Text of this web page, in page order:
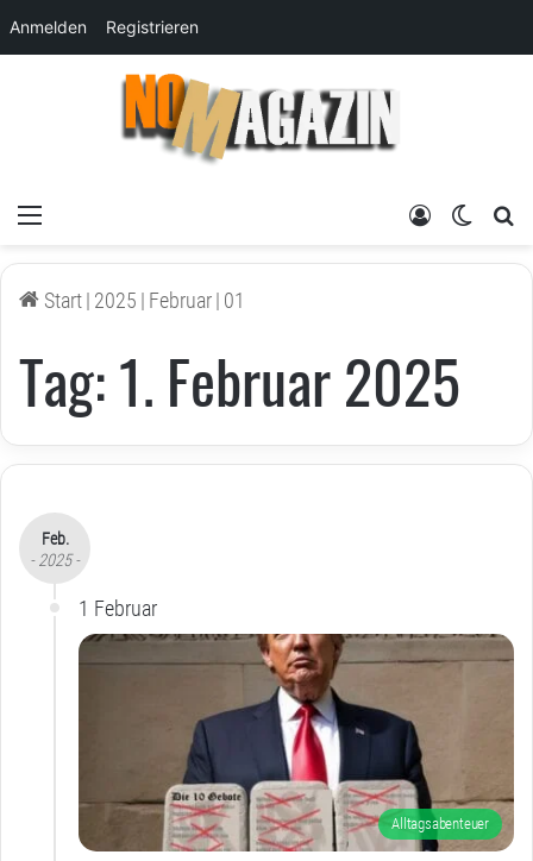
Anmelden Registrieren
Menü Skin
Anmelden
Start| 2025 | Februar| 01
Tag:1. Februar 2025
Feb.
- 2025 -
1 Februar
Alltagsabenteuer